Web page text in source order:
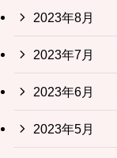
2023年8月
2023年7月
2023年6月
2023年5月